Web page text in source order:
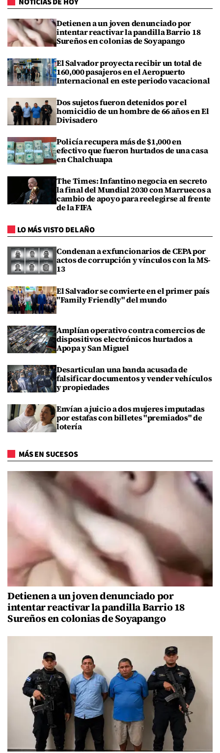
Detienen a un joven denunciado por
intentar reactivar la pandilla Barrio 18
Sureños en colonias de Soyapango
El Salvador proyecta recibir un total de
160,000 pasajeros en el Aeropuerto
Internacional en este periodo vacacional
Dos sujetos fueron detenidos por el
homicidio de un hombre de 66 años en El
Divisadero
Policía recupera más de $1,000 en
efectivo que fueron hurtados de una casa
en Chalchuapa
The Times: Infantino negocia en secreto
la final del Mundial 2030 con Marruecos a
cambio de apoyo para reelegirse al frente
de la FIFA
LO MÁS VISTO DEL AÑO
Condenan a exfuncionarios de CEPA por
actos de corrupción y vínculos con la MS-
13
El Salvador se convierte en el primer país
"Family Friendly" del mundo
Amplían operativo contra comercios de
dispositivos electrónicos hurtados a
Apopa y San Miguel
Desarticulan una banda acusada de
falsificar documentos y vender vehículos
y propiedades
Envían a juicio a dos mujeres imputadas
por estafas con billetes "premiados" de
lotería
MÁS EN SUCESOS
Detienen a un joven denunciado por
intentar reactivar la pandilla Barrio 18
Sureños en colonias de Soyapango